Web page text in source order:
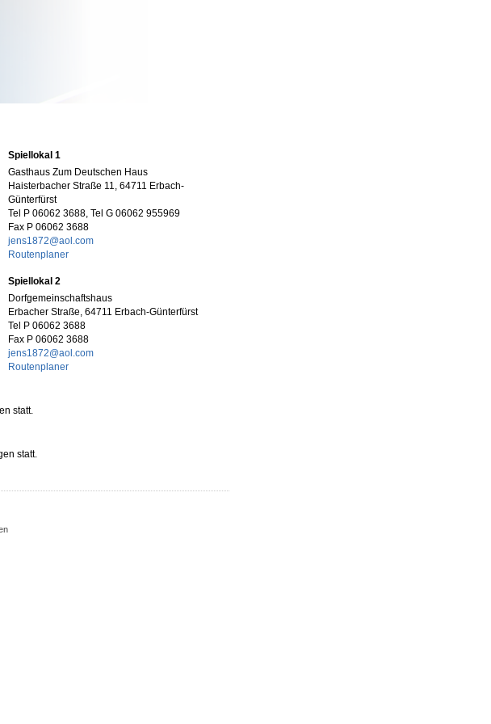
Spiellokal 1
Gasthaus Zum Deutschen Haus
Haisterbacher Straße 11, 64711 Erbach-
Günterfürst
Tel P 06062 3688, Tel G 06062 955969
Fax P 06062 3688
jens1872@aol.com
Routenplaner
Spiellokal 2
Dorfgemeinschaftshaus
Erbacher Straße, 64711 Erbach-Günterfürst
Tel P 06062 3688
Fax P 06062 3688
jens1872@aol.com
Routenplaner
statt.
statt.